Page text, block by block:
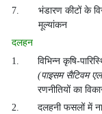
7.
भंडारण कीटों के
मूल्यांकन
दलहन
1.
विभिन्न कृषि-
(पाइसम सैटिवम
रणनीतियों का
2.
दलहनी फसलों में